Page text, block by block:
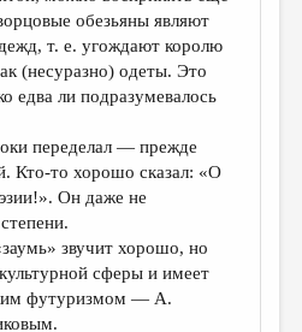
обезьяны являют
т. е. угождают королю
(несуразно) одеты. Это
едва ли подразумевалось
переделал — прежде
Кто-то хорошо сказал: «О
Он даже не
звучит хорошо, но
сферы и имеет
футуризмом — А.